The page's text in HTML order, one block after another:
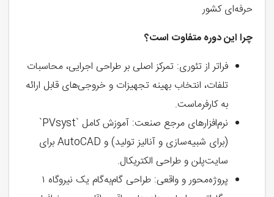
حرفه‌ای کشور
چرا این دوره متفاوت است؟
فراتر از تئوری: تمرکز اصلی بر طراحی اجرایی، محاسبات
تلفات، انتخاب بهینه تجهیزات و خروجی‌های قابل ارائه
به کارفرماست.
نرم‌افزارهای مرجع صنعت: آموزش کامل `PVsyst`
(برای شبیه‌سازی و آنالیز تولید) و AutoCAD برای
سایت‌پلن و طراحی الکتریکال.
پروژه‌محور و واقعی: طراحی گام‌به‌گام یک نیروگاه ۱